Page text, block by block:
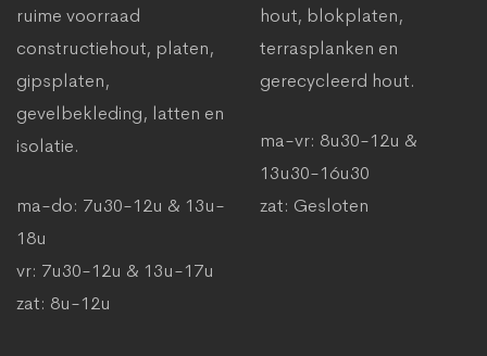
ruime voorraad
constructiehout, platen,
gipsplaten,
gevelbekleding, latten en
isolatie.
ma-do: 7u30-12u & 13u-
18u
vr: 7u30-12u & 13u-17u
zat: 8u-12u
hout, blokplaten,
terrasplanken en
gerecycleerd hout.
ma-vr: 8u30-12u &
13u30-16u30
zat: Gesloten